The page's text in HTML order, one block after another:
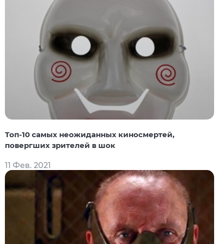
Топ-10 самых неожиданных киносмертей,
повергших зрителей в шок
11 Фев. 2021